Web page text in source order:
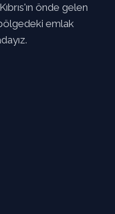
önde gelen
emlak